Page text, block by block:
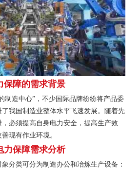
保障的需求背景
制造中心”，不少国际品牌纷纷将产品委
我国制造业整体水平飞速发展。随着先
必须提高自身电力安全，提高生产效
现有作业环境。
力保障需求分析
分类可分为制造办公和冶炼生产设备：